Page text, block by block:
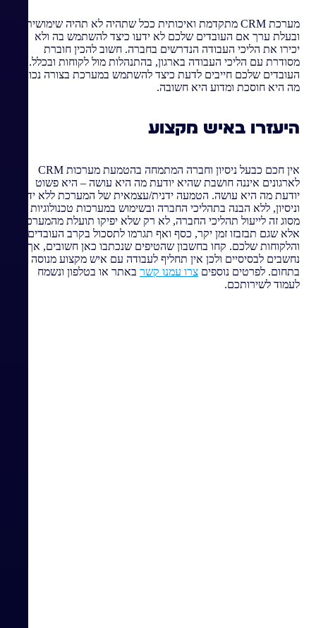
מערכת CRM מתקדמת ואיכותית ככל שתהיה לא תהיה שימושית
ובעלת ערך אם העובדים שלכם לא ידעו כיצד להשתמש בה ולא
יכירו את הליכי העבודה הנדרשים בחברה. חשוב להכין חוברת
מסודרת עם הליכי העבודה בארגון, בהתנהלות מול לקוחות ובכלל.
העובדים שלכם חייבים לדעת כיצד להשתמש במערכת בצורה נכונה,
מה היא חוסכת ומדוע היא חשובה.
היעזרו באיש מקצוע
אין חכם כבעל ניסיון וחברה המתמחה בהטמעת מערכות CRM
לארגונים איננה חושבת שהיא יודעת מה היא עושה – היא פשוט
יודעת מה היא עושה. הטמעה ידנית/עצמאית של המערכת ללא ידע
וניסיון, ללא הבנה בתהליכי החברה ובשימוש במערכות טכנולוגיות
מסוג זה לייעול תהליכי החברה, לא רק שלא יפיקו תועלת מהמערכת
אלא שגם תבזבזו זמן יקר, כסף ואף תגרמו לתסכול בקרב העובדים
והלקוחות שלכם. קחו בחשבון שהטיפים שנכתבו כאן חשובים, אך
נחשבים לבסיסיים ולכן אין תחליף לעבודה עם איש מקצוע מנוסה
בתחום. לפרטים נוספים צרו עמנו קשר באתר או בטלפון ונשמח
לעמוד לשירותכם.